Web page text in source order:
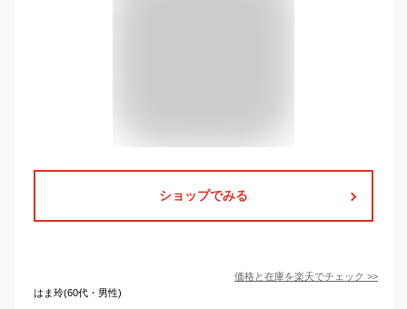
ショップでみる
価格と在庫を楽天でチェック >>
はま玲(60代・男性)